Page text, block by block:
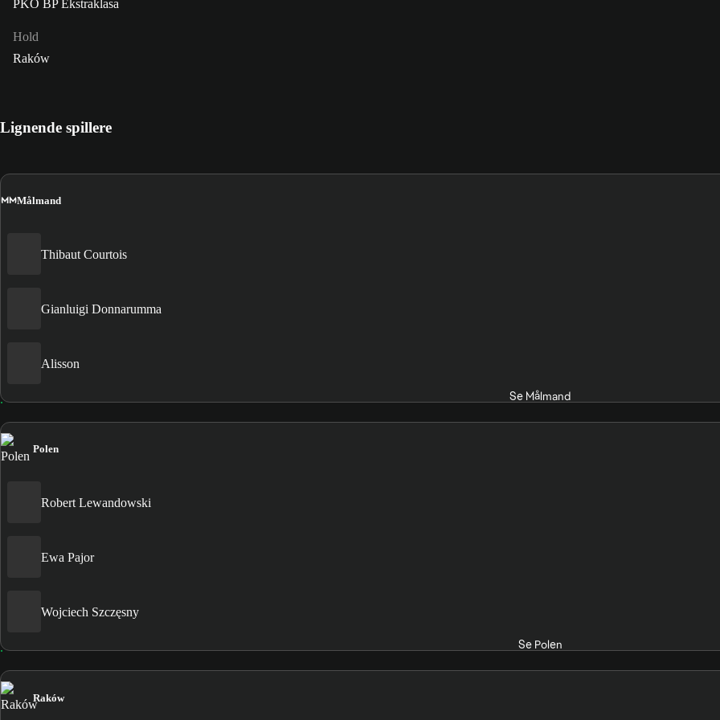
PKO BP Ekstraklasa
Hold
Raków
Lignende spillere
MMMålmand
Thibaut Courtois
Gianluigi Donnarumma
Alisson
Se Målmand
Polen
Robert Lewandowski
Ewa Pajor
Wojciech Szczęsny
Se Polen
Raków